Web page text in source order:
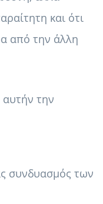
και ότι
από την άλλη
αυτήν την
συνδυασμός των